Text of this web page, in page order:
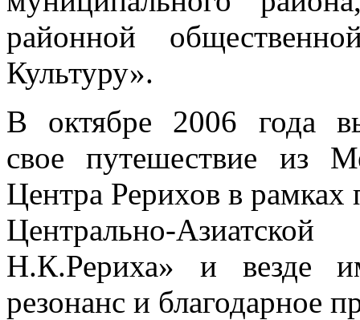
районной
Культуру».
В октябре 2006 года
свое путешествие из
Центра Рерихов в рамках
Центрально-
Н.К.Рериха» и везде
резонанс и благодарное